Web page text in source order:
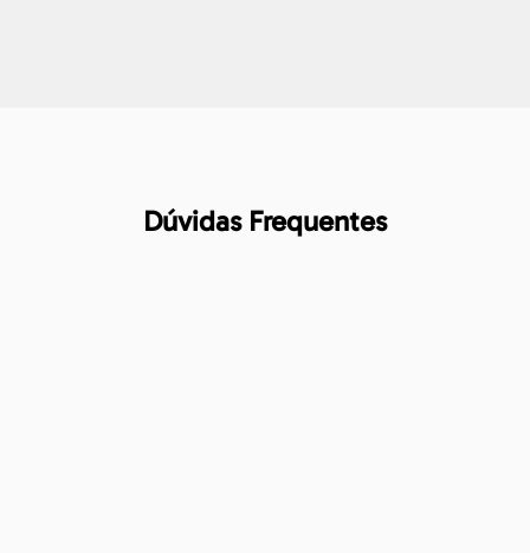
Dúvidas Frequentes